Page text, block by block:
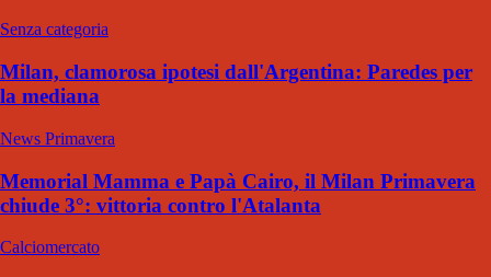
Senza categoria
Milan, clamorosa ipotesi dall'Argentina: Paredes per
la mediana
News Primavera
Memorial Mamma e Papà Cairo, il Milan Primavera
chiude 3°: vittoria contro l'Atalanta
Calciomercato